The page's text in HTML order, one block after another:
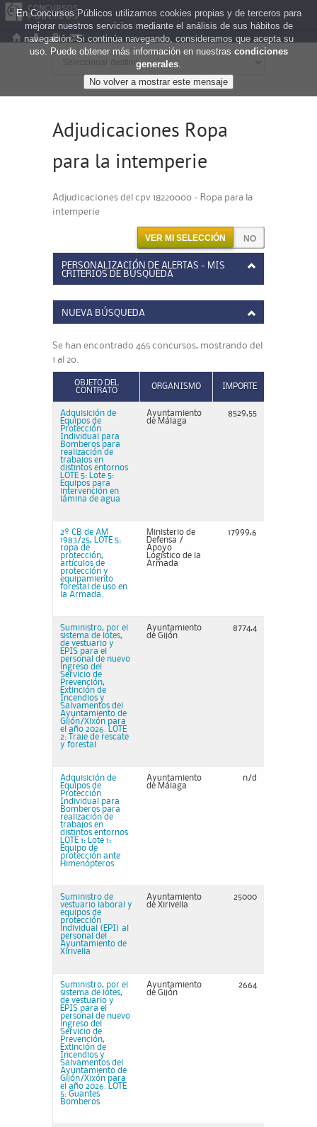
Adjudicaciones Ropa
para la intemperie
Adjudicaciones del cpv 18220000 - Ropa para la
intemperie
VER MI SELECCIÓN
PERSONALIZACIÓN DE ALERTAS - MIS
CRITERIOS DE BÚSQUEDA
NUEVA BÚSQUEDA
Se han encontrado 465 concursos, mostrando del
1 al 20.
OBJETO DEL
CONTRATO
ORGANISMO IMPORTE
Adquisición de
Equipos de
Protección
Individual para
Bomberos para
realización de
trabajos en
distintos entornos
LOTE 5: Lote 5:
Equipos para
intervención en
lámina de agua
Ayuntamiento
de Málaga
8529,55
2º CB de AM
1983/25, LOTE 5:
ropa de
protección,
artículos de
protección y
equipamiento
forestal de uso en
la Armada.
Ministerio de
Defensa /
Apoyo
Logístico de la
Armada
17999,6
Suministro, por el
sistema de lotes,
de vestuario y
EPIS para el
personal de nuevo
ingreso del
Servicio de
Prevención,
Extinción de
Incendios y
Salvamentos del
Ayuntamiento de
Gijón/Xixón para
el año 2026. LOTE
2: Traje de rescate
y forestal
Ayuntamiento
de Gijón
8774,4
Adquisición de
Equipos de
Protección
Individual para
Bomberos para
realización de
trabajos en
distintos entornos
LOTE 1: Lote 1:
Equipo de
protección ante
Himenópteros
Ayuntamiento
de Málaga
n/d
Suministro de
vestuario laboral y
equipos de
protección
individual (EPI) al
personal del
Ayuntamiento de
Xirivella
Ayuntamiento
de Xirivella
25000
Suministro, por el
sistema de lotes,
de vestuario y
EPIS para el
personal de nuevo
ingreso del
Servicio de
Prevención,
Extinción de
Incendios y
Salvamentos del
Ayuntamiento de
Gijón/Xixón para
el año 2026. LOTE
5: Guantes
Bomberos
Ayuntamiento
de Gijón
2664
En Concursos Públicos utilizamos cookies propias y de terceros para
mejorar nuestros servicios mediante el análisis de sus hábitos de
navegación. Si continúa navegando, consideramos que acepta su
uso. Puede obtener más información en nuestras condiciones
generales.